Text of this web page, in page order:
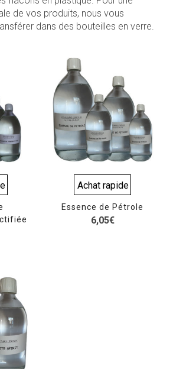
de vos produits, nous vous
dans des bouteilles en verre.
Achat rapide
Essence de Pétrole
6,05€